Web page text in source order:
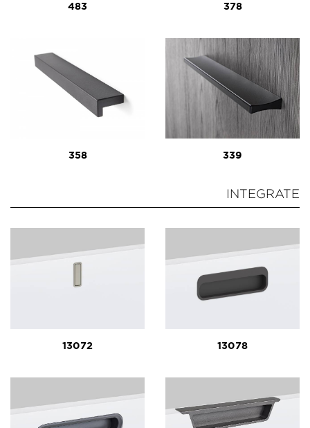
483 378
358 339
INTEGRATE
13072 13078